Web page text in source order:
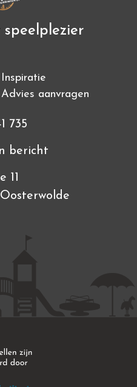
Inspiratie
Advies aanvragen
735
bericht
11